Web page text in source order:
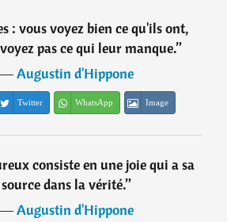
: vous voyez bien ce qu'ils ont,
pas ce qui leur manque.”
―Augustin d'Hippone
Twitter WhatsApp Image
consiste en une joie qui a sa
source dans la vérité.”
―Augustin d'Hippone